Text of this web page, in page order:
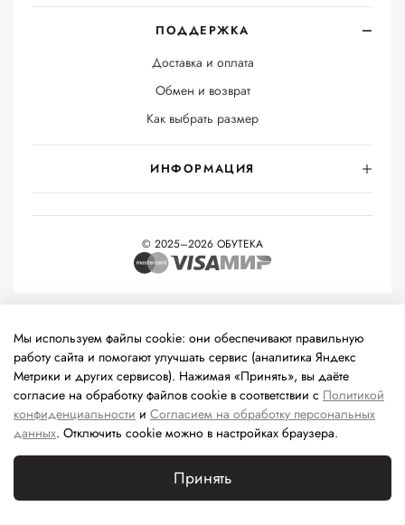
ПОДДЕРЖКА
Доставка и оплата
Обмен и возврат
Как выбрать размер
ИНФОРМАЦИЯ
© 2025–2026 ОБУТЕКА
технологии
(информационные технологии предоставления
информации на основе сбора, систематизации и анализа
сведений, относящихся к предпочтениям пользователей сети
«Интернет», находящихся на территории Российской
Федерации).
Мы используем файлы cookie: они обеспечивают правильную
работу сайта и помогают улучшать сервис (аналитика Яндекс
Метрики и других сервисов). Нажимая «Принять», вы даёте
согласие на обработку файлов cookie в соответствии с Политикой
конфиденциальности и Согласием на обработку персональных
данных. Отключить cookie можно в настройках браузера.
Принять